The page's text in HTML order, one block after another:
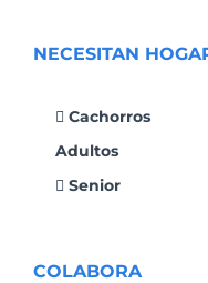
NECESITAN
Cachorros
Adultos
Senior
COLABORA